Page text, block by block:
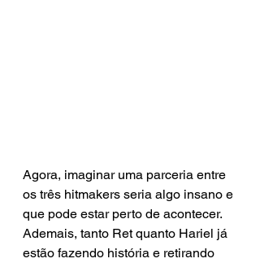
Agora, imaginar uma parceria entre
os três hitmakers seria algo insano e
que pode estar perto de acontecer.
Ademais, tanto Ret quanto Hariel já
estão fazendo história e retirando